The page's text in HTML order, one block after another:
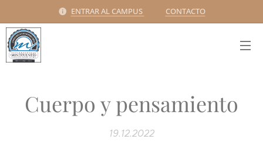
ENTRAR AL CAMPUS CONTACTO
Cuerpo y pensamiento
19.12.2022